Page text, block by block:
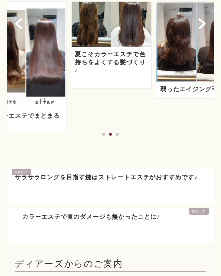
ーエステでまとまる
夏こそカラーエステで色
持ちをよくする髪づくり
♪
弱ったエイジング毛
サラサラロングを目指す鍵はストレートエステがおすすめです♪
カラーエステで夏のダメージも無かったことに♪
ディアーズからのご案内